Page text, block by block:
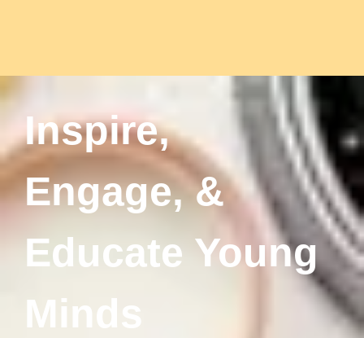
Inspire,
Engage, &
Educate Young
Minds